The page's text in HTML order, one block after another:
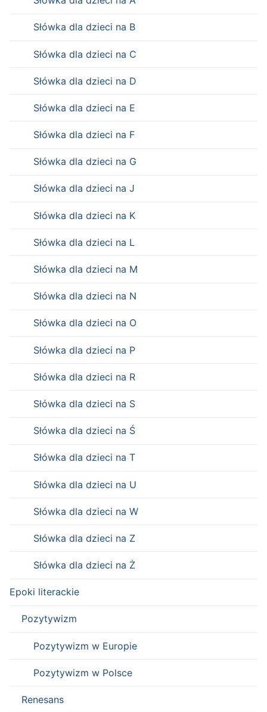
Słówka dla dzieci na B
Słówka dla dzieci na C
Słówka dla dzieci na D
Słówka dla dzieci na E
Słówka dla dzieci na F
Słówka dla dzieci na G
Słówka dla dzieci na J
Słówka dla dzieci na K
Słówka dla dzieci na L
Słówka dla dzieci na M
Słówka dla dzieci na N
Słówka dla dzieci na O
Słówka dla dzieci na P
Słówka dla dzieci na R
Słówka dla dzieci na S
Słówka dla dzieci na Ś
Słówka dla dzieci na T
Słówka dla dzieci na U
Słówka dla dzieci na W
Słówka dla dzieci na Z
Słówka dla dzieci na Ż
Epoki literackie
Pozytywizm
Pozytywizm w Europie
Pozytywizm w Polsce
Renesans